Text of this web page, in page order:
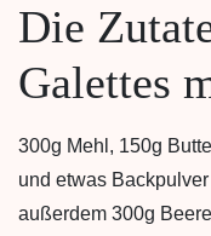
Die
Galettes
300g Mehl, 150g
und etwas
außerdem 300g